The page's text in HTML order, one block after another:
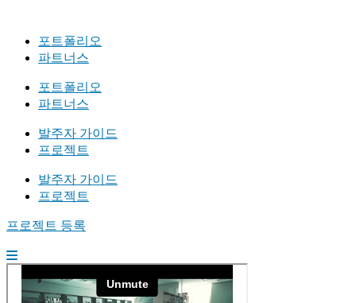
포트폴리오
파트너스
포트폴리오
파트너스
발주자 가이드
프로젝트
발주자 가이드
프로젝트
프로젝트 등록